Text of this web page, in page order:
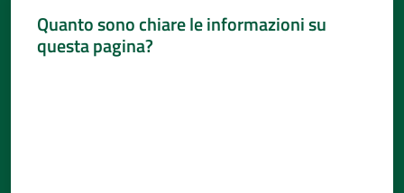
Quanto sono chiare le informazioni su
questa pagina?